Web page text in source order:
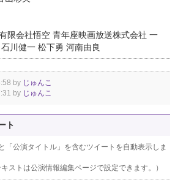
限会社悟空 青年座映画放送株式会社 一
川健一 松下勇 河南由良
by じゅんこ
by じゅんこ
ト
「公演タイトル」を含むツイートを自動表示しま
ストは公演情報編集ページで設定できます。）